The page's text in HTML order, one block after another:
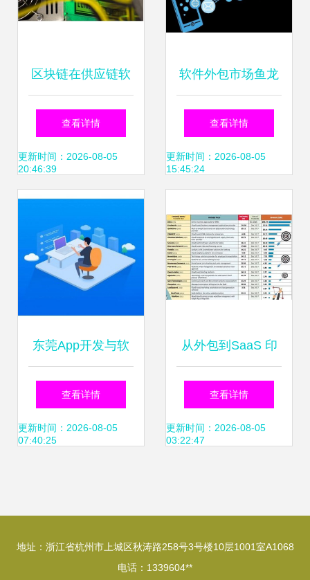
区块链在供应链软
件外包中的应用潜
力与挑战
查看详情
更新时间：2026-08-05
20:46:39
软件外包市场鱼龙
混杂，企业如何才
能选到靠谱的软件
查看详情
更新时间：2026-08-05
15:45:24
东莞App开发与软
件外包服务全解析
专业公司选择指南
查看详情
更新时间：2026-08-05
07:40:25
从外包到SaaS 印
度如何再次征服全
球软件市场？
查看详情
更新时间：2026-08-05
03:22:47
地址：浙江省杭州市上城区秋涛路258号3号楼10层1001室A1068
电话：1339604**